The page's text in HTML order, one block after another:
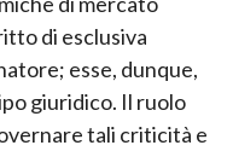
di esclusiva
esse, dunque,
giuridico. Il ruolo
tali criticità e